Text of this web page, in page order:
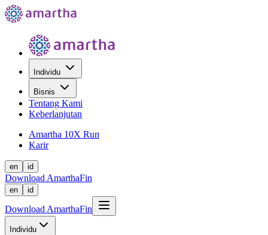
Individu
Bisnis
Tentang Kami
Keberlanjutan
Amartha 10X Run
Karir
en id
Download AmarthaFin
en id
Download AmarthaFin
Individu